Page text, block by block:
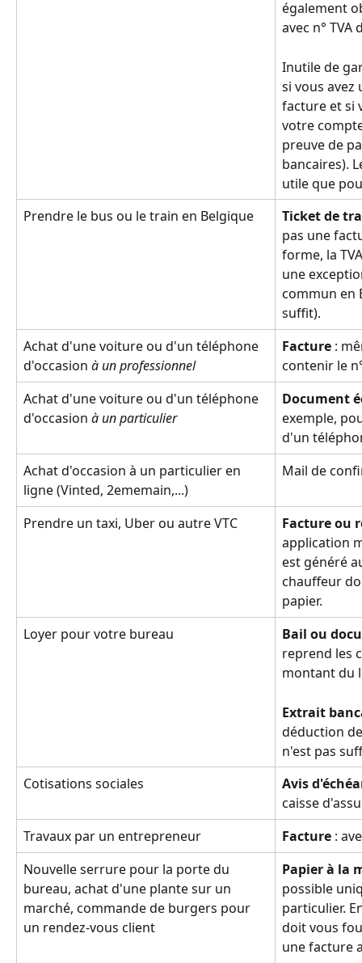
également
avec n° TVA
Inutile de
si vous
facture et si
votre
preuve de
bancaires).
utile que
Prendre le bus ou le train en Belgique
Ticket de
pas une
forme, la
une
commun en
suffit).
Achat d'une voiture ou d'un téléphone
d'occasion à un professionnel
Facture :
contenir le
Achat d'une voiture ou d'un téléphone
d'occasion à un particulier
Document
exemple,
d'un
Achat d'occasion à un particulier en
ligne (Vinted, 2ememain,...)
Mail de
Prendre un taxi, Uber ou autre VTC
Facture ou
application
est généré
chauffeur
papier.
Loyer pour votre bureau
Bail ou
reprend les
montant du
Extrait
déduction
n'est pas
Cotisations sociales
Avis
caisse
Travaux par un entrepreneur
Facture :
Nouvelle serrure pour la porte du
bureau, achat d'une plante sur un
marché, commande de burgers pour
un rendez-vous client
Papier à la
possible
particulier.
doit vous
une facture